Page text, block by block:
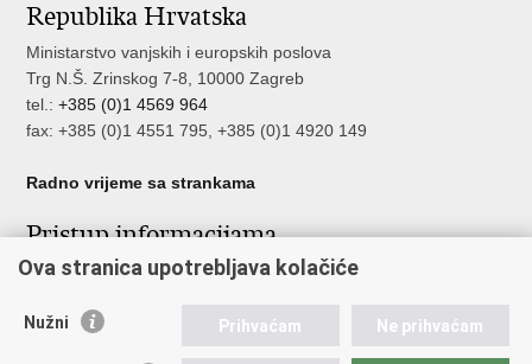
Facebooku
Twitteru
Republika Hrvatska
Ministarstvo vanjskih i europskih poslova
Trg N.Š. Zrinskog 7-8, 10000 Zagreb
tel.:+385 (0)1 4569 964
fax: +385 (0)1 4551 795, +385 (0)1 4920 149
Radno vrijeme sa strankama
Pristup informacijama
Pristup informacijama
Nepravilnosti
Ova stranica upotrebljava kolačiće
Nužni Prihvaćam Ne prihvaćam